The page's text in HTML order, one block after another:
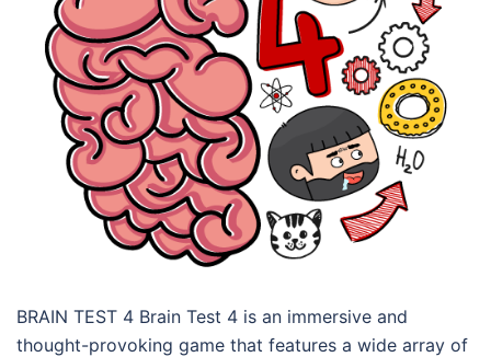
BRAIN TEST 4 Brain Test 4 is an immersive and
thought-provoking game that features a wide array of